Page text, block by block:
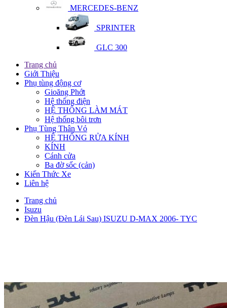
MERCEDES-BENZ
SPRINTER
GLC 300
Trang chủ
Giới Thiệu
Phụ tùng động cơ
Gioăng Phớt
Hệ thống điện
HỆ THỐNG LÀM MÁT
Hệ thống bôi trơn
Phụ Tùng Thân Vỏ
HỆ THỐNG RỬA KÍNH
KÍNH
Cánh cửa
Ba đờ sốc (cản)
Kiến Thức Xe
Liên hệ
Trang chủ
Isuzu
Đèn Hậu (Đèn Lái Sau) ISUZU D-MAX 2006- TYC